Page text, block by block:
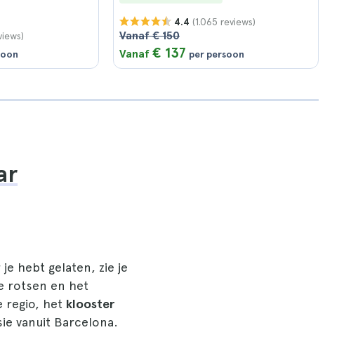
4.4 (1.065 reviews)
Vanaf € 150
Vanaf € 137 per persoon
hebt gelaten, zie je
rotsen en het
regio, het klooster
vanuit Barcelona.